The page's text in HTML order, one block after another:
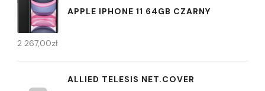
APPLE IPHONE 11 64GB CZARNY
2 267,00zł
ALLIED TELESIS NET.COVER